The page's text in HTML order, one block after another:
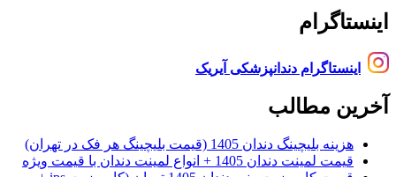
اینستاگرام
اینستاگرام دندانپزشکی آیریک
آخرین مطالب
هزینه بلیچینگ دندان 1405 (قیمت بلیچینگ هر فک در تهران)
قیمت لمینت دندان 1405 + انواع لمینت دندان با قیمت ویژه